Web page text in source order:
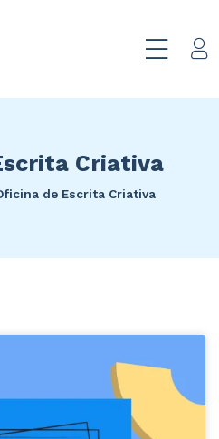
Criativa
de Escrita Criativa